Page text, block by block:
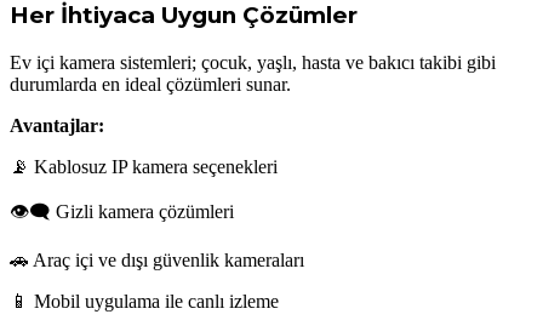
Her İhtiyaca Uygun Çözümler
Ev içi kamera sistemleri; çocuk, yaşlı, hasta ve bakıcı takibi gibi
durumlarda en ideal çözümleri sunar.
Avantajlar:
📡 Kablosuz IP kamera seçenekleri
👁‍🗨 Gizli kamera çözümleri
🚗 Araç içi ve dışı güvenlik kameraları
📱 Mobil uygulama ile canlı izleme